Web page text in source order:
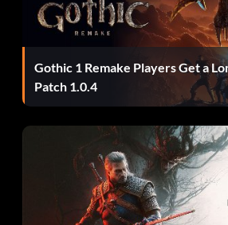
En mode saison, franchise ou
mettez n'importe quel lanceur sur le
réintégrez-le immédiatement dans
aura récupéré toute son énergie.
De meilleures équipes en
franchise » ou « expansion
Utilisez les échanges pour vous
anciens joueurs moins talentueux et
Gothic 1 Remake Players Get a
Patch 1.0.4